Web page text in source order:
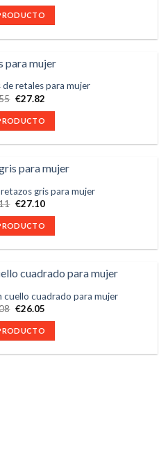
de retales para mujer
€27.82
gris para mujer
€27.10
cuello cuadrado para mujer
€26.05